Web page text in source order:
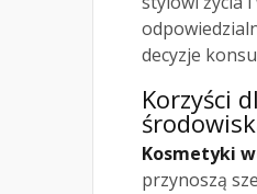
decyzje
Korzyści
Kosmetyki
przynoszą